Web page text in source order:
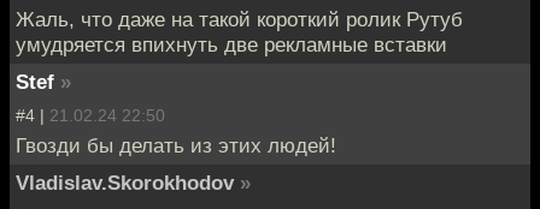
Жаль, что даже на такой короткий ролик Рутуб
умудряется впихнуть две рекламные вставки
Stef »
#4 | 21.02.24 22:50
Гвозди бы делать из этих людей!
Vladislav.Skorokhodov »